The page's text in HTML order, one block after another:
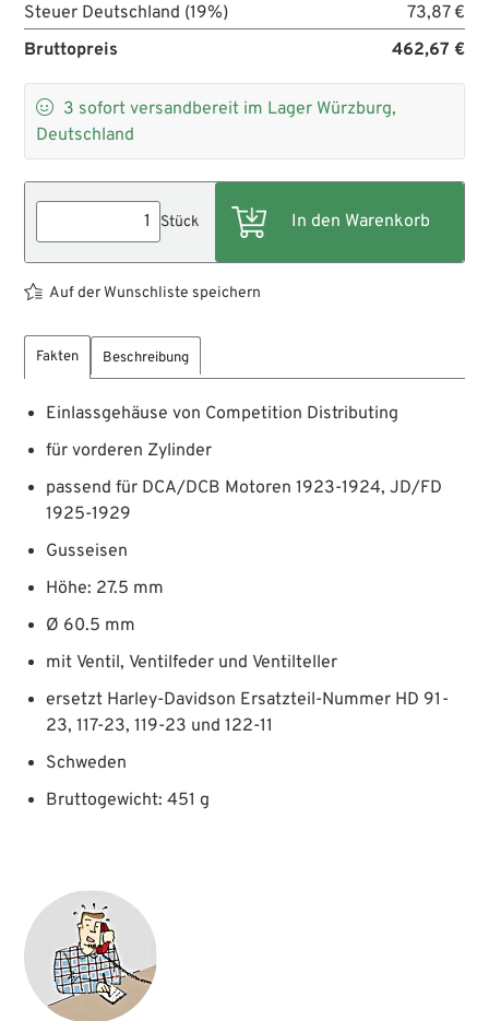
Steuer Deutschland (19%)
73,87 €
Bruttopreis
462,67 €
 3 sofort versandbereit im Lager Würzburg,
Deutschland
Stück
Auf der Wunschliste speichern
Fakten Beschreibung
Einlassgehäuse von Competition Distributing
für vorderen Zylinder
passend für DCA/DCB Motoren 1923-1924, JD/FD
1925-1929
Gusseisen
Höhe: 27.5 mm
Ø 60.5 mm
mit Ventil, Ventilfeder und Ventilteller
ersetzt Harley-Davidson Ersatzteil-Nummer HD 91-
23, 117-23, 119-23 und 122-11
Schweden
Bruttogewicht: 451 g